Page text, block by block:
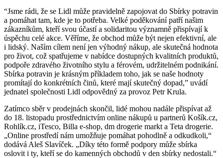
“Jsme rádi, že se Lidl může pravidelně zapojovat do Sbírky potravin
a pomáhat tam, kde je to potřeba. Velké poděkování patří našim
zákazníkům, kteří svou účastí a solidaritou významně přispívají k
úspěchu celé akce. Věříme, že obchod může být nejen efektivní, ale
i lidský. Naším cílem není jen výhodný nákup, ale skutečná hodnota
pro život, což spatřujeme v nabídce dostupných kvalitních produktů,
podpoře zdravého životního stylu a férovém, udržitelném podnikání.
Sbírka potravin je krásným příkladem toho, jak se naše hodnoty
promítají do konkrétních činů, které mají skutečný dopad,” uvádí
jednatel společnosti Lidl odpovědný za provoz Petr Krula.
Zatímco sběr v prodejnách skončil, lidé mohou nadále přispívat až
do 18. listopadu prostřednictvím online nákupů u partnerů Košík.cz,
Rohlík.cz, iTesco, Billa e-shop, dm drogerie markt a Teta drogerie.
„Online prostředí nám umožňuje pomáhat pohodlně a odkudkoli,“
dodává Aleš Slavíček. „Díky této formě podpory může sbírka
oslovit i ty, kteří se do kamenných obchodů v den sbírky nedostali.“